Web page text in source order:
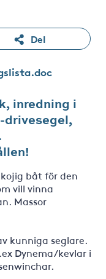
Del
inredning i
drivesegel,
båt för den
vill vinna
Massor
kunniga seglare.
Dynema/kevlar i